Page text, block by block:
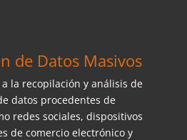
de Datos Masivos
la recopilación y análisis de
datos procedentes de
redes sociales, dispositivos
de comercio electrónico y